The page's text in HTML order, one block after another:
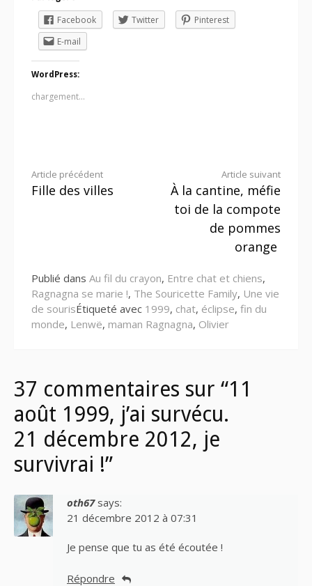
Facebook Twitter
Pinterest
E-mail
WordPress:
chargement…
Lire
Article précédent
Fille des villes
Article suivant
À la cantine, méfie
toi de la compote
de pommes
orange
Publié dans Au fil du crayon, Entre chat et chiens,
Ragnagna se marie !, The Souricette Family, Une vie
de sourisÉtiqueté avec 1999, chat, éclipse, fin du
monde, Lenwë, maman Ragnagna, Olivier
37 commentaires sur “11
août 1999, j’ai survécu.
21 décembre 2012, je
survivrai !”
oth67 says:
21 décembre 2012 à 07:31
Je pense que tu as été écoutée !
Répondre